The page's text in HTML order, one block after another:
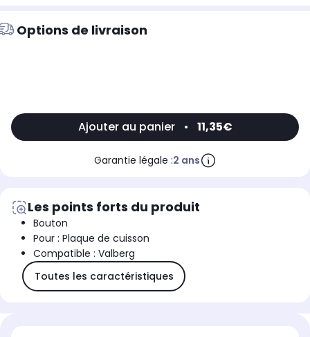
Options de livraison
Ajouter au panier • 11,35€
Garantie légale :2 ans
Les points forts du produit
Bouton
Pour : Plaque de cuisson
Compatible : Valberg
Toutes les caractéristiques